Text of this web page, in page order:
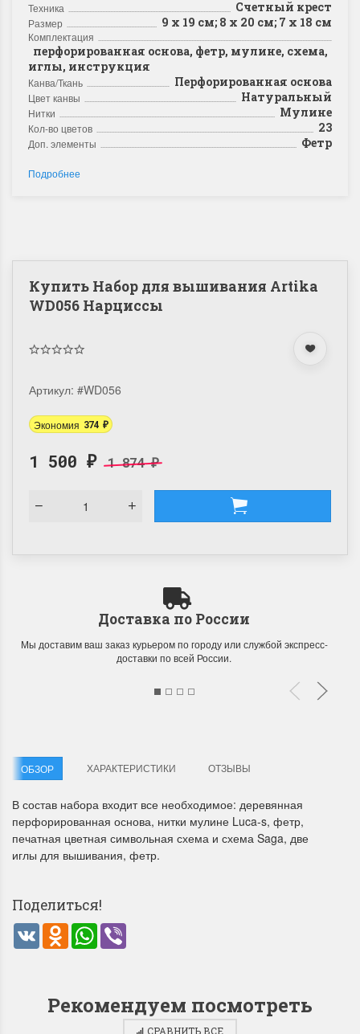
Летние Скидки
!! СКИДКА 20% ‼️ с 1 до 3 июня в
честь первого летнего дня
ПОДРОБНЕЕ
Анастасия Туманова
Раритеты Дим.
На сайте пополнение
Техника Счетный крест
Размер 9 х 19 см; 8 х 20 см; 7 х 18 см
Комплектация
перфорированная основа, фетр, мулине, схема,
иглы, инструкция
Канва/Ткань Перфорированная основа
Цвет канвы Натуральный
Нитки Мулине
Кол-во цветов 23
Доп. элементы Фетр
Подробнее
Купить Набор для вышивания Artika
WD056 Нарциссы
Артикул: #WD056
Экономия 374 ₽
1 500 ₽ 1 874₽
Доставка по России
Мы доставим ваш заказ курьером по городу или службой экспресс-
доставки по всей России.
ОБЗОР ХАРАКТЕРИСТИКИ ОТЗЫВЫ
В состав набора входит все необходимое: деревянная
перфорированная основа, нитки мулине Luca-s, фетр,
печатная цветная символьная схема и схема Saga, две
иглы для вышивания, фетр.
Поделиться!
VK Odnoklassniki
WhatsApp
Рекомендуем посмотреть
СРАВНИТЬ ВСЕ